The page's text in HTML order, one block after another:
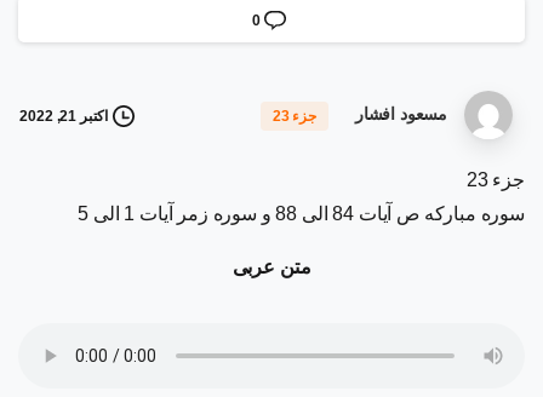
0
مسعود افشار جزء 23 اکتبر 21, 2022
جزء 23
سوره مبارکه ص آیات 84 الی 88 و سوره زمر آیات 1 الی 5
متن عربی